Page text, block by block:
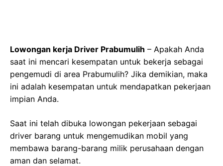
Lowongan kerja Driver Prabumulih – Apakah Anda
saat ini mencari kesempatan untuk bekerja sebagai
pengemudi di area Prabumulih? Jika demikian, maka
ini adalah kesempatan untuk mendapatkan pekerjaan
impian Anda.
Saat ini telah dibuka lowongan pekerjaan sebagai
driver barang untuk mengemudikan mobil yang
membawa barang-barang milik perusahaan dengan
aman dan selamat.